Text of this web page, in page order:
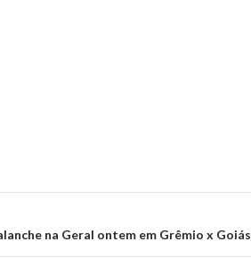
na Geral ontem em Grêmio x Goiás